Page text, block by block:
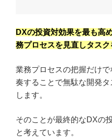
DXの投資対効果を最も高
務プロセスを見直しタスク
業務プロセスの把握だけ
奏することで無駄な開発
します。
そのことが最終的なDXの
と考えています。